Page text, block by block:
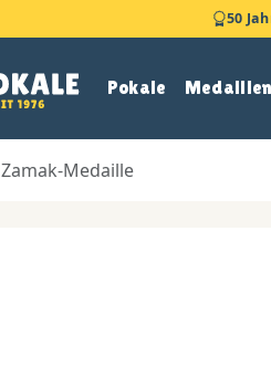
50
Pokale Medaillen
Zamak-Medaille